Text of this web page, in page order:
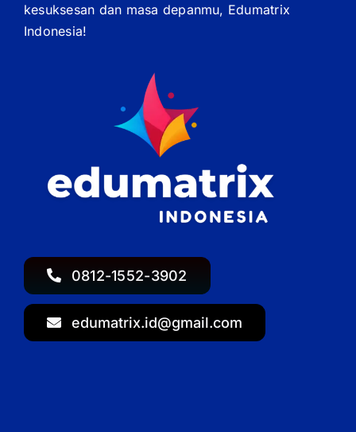
0812-1552-3902
edumatrix.id@gmail.com
kesuksesan dan masa depanmu, Edumatrix
Indonesia!